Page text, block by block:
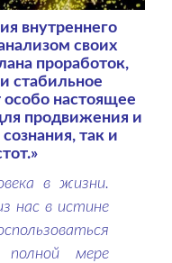
внутреннего
своих
проработок,
стабильное
особо настоящее
продвижения и
так и
в жизни.
нас в истине
мере